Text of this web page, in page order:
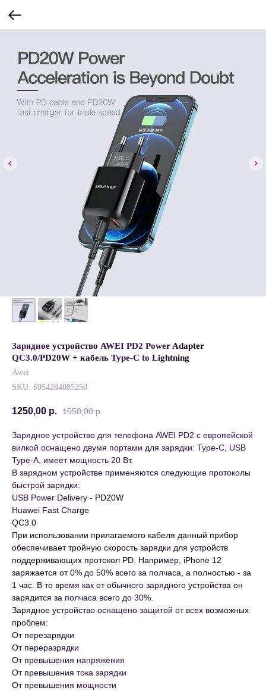
Зарядное устройство AWEI PD2 Power Adapter
QC3.0/PD20W + кабель Type-C to Lightning
Awei
SKU: 6954284085250
1250,00 р. 1550,00 р.
Зарядное устройство для телефона AWEI PD2 с европейской
вилкой оснащено двумя портами для зарядки: Type-C, USB
Type-A, имеет мощность 20 Вт.
В зарядном устройстве применяются следующие протоколы
быстрой зарядки:
USB Power Delivery - PD20W
Huawei Fast Charge
QC3.0
При использовании прилагаемого кабеля данный прибор
обеспечивает тройную скорость зарядки для устройств
поддерживающих протокол PD. Например, iPhone 12
заряжается от 0% до 50% всего за полчаса, а полностью - за
1 час. В то время как от обычного зарядного устройства он
зарядится за полчаса всего до 30%.
Зарядное устройство оснащено защитой от всех возможных
проблем:
От перезарядки
От переразрядки
От превышения напряжения
От превышения тока зарядки
От превышения мощности